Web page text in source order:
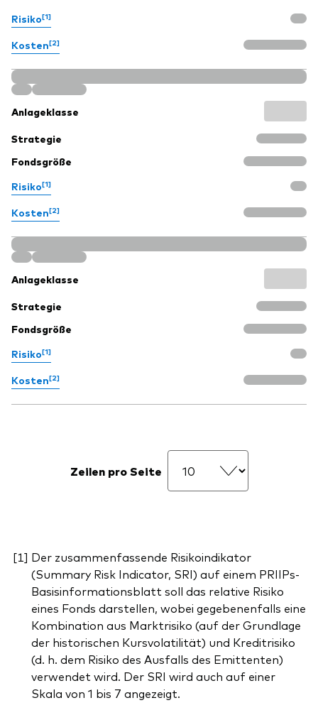
Risiko[1]
Kosten[2]
Anlageklasse
Strategie
Fondsgröße
Risiko[1]
Kosten[2]
Anlageklasse
Strategie
Fondsgröße
Risiko[1]
Kosten[2]
Zeilen pro Seite
Der zusammenfassende Risikoindikator
(Summary Risk Indicator, SRI) auf einem PRIIPs-
Basisinformationsblatt soll das relative Risiko
eines Fonds darstellen, wobei gegebenenfalls eine
Kombination aus Marktrisiko (auf der Grundlage
der historischen Kursvolatilität) und Kreditrisiko
(d. h. dem Risiko des Ausfalls des Emittenten)
verwendet wird. Der SRI wird auch auf einer
Skala von 1 bis 7 angezeigt.